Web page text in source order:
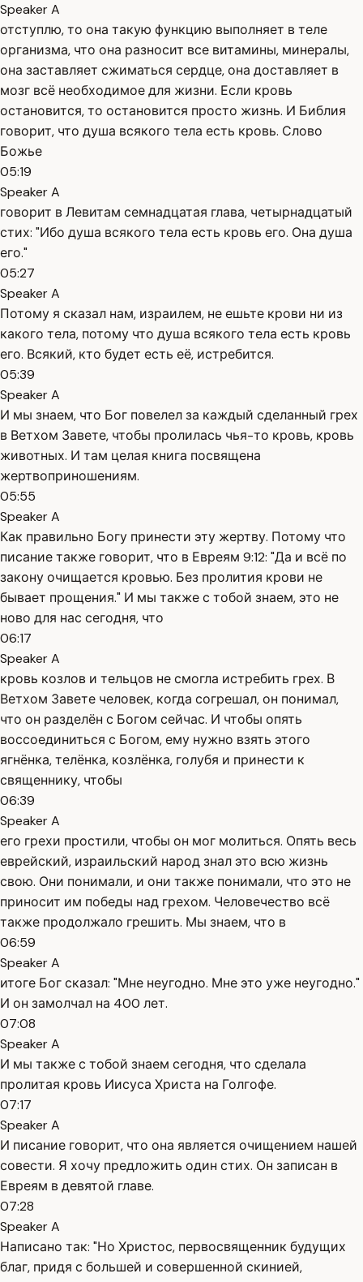
Speaker A
отступлю, то она такую функцию выполняет в теле
организма, что она разносит все витамины, минералы,
она заставляет сжиматься сердце, она доставляет в
мозг всё необходимое для жизни. Если кровь
остановится, то остановится просто жизнь. И Библия
говорит, что душа всякого тела есть кровь. Слово
Божье
05:19
Speaker A
говорит в Левитам семнадцатая глава, четырнадцатый
стих: "Ибо душа всякого тела есть кровь его. Она душа
его."
05:27
Speaker A
Потому я сказал нам, израилем, не ешьте крови ни из
какого тела, потому что душа всякого тела есть кровь
его. Всякий, кто будет есть её, истребится.
05:39
Speaker A
И мы знаем, что Бог повелел за каждый сделанный грех
в Ветхом Завете, чтобы пролилась чья-то кровь, кровь
животных. И там целая книга посвящена
жертвоприношениям.
05:55
Speaker A
Как правильно Богу принести эту жертву. Потому что
писание также говорит, что в Евреям 9:12: "Да и всё по
закону очищается кровью. Без пролития крови не
бывает прощения." И мы также с тобой знаем, это не
ново для нас сегодня, что
06:17
Speaker A
кровь козлов и тельцов не смогла истребить грех. В
Ветхом Завете человек, когда согрешал, он понимал,
что он разделён с Богом сейчас. И чтобы опять
воссоединиться с Богом, ему нужно взять этого
ягнёнка, телёнка, козлёнка, голубя и принести к
священнику, чтобы
06:39
Speaker A
его грехи простили, чтобы он мог молиться. Опять весь
еврейский, израильский народ знал это всю жизнь
свою. Они понимали, и они также понимали, что это не
приносит им победы над грехом. Человечество всё
также продолжало грешить. Мы знаем, что в
06:59
Speaker A
итоге Бог сказал: "Мне неугодно. Мне это уже неугодно."
И он замолчал на 400 лет.
07:08
Speaker A
И мы также с тобой знаем сегодня, что сделала
пролитая кровь Иисуса Христа на Голгофе.
07:17
Speaker A
И писание говорит, что она является очищением нашей
совести. Я хочу предложить один стих. Он записан в
Евреям в девятой главе.
07:28
Speaker A
Написано так: "Но Христос, первосвященник будущих
благ, придя с большей и совершенной скинией,